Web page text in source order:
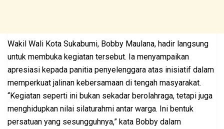
Wakil Wali Kota Sukabumi, Bobby Maulana, hadir langsung
untuk membuka kegiatan tersebut. Ia menyampaikan
apresiasi kepada panitia penyelenggara atas inisiatif dalam
memperkuat jalinan kebersamaan di tengah masyarakat.
“Kegiatan seperti ini bukan sekadar berolahraga, tetapi juga
menghidupkan nilai silaturahmi antar warga. Ini bentuk
persatuan yang sesungguhnya,” kata Bobby dalam